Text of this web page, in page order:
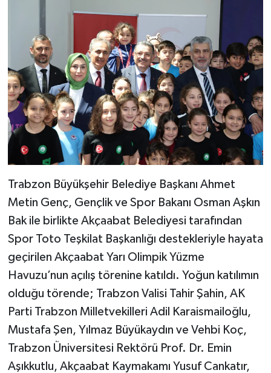
Trabzon Büyükşehir Belediye Başkanı Ahmet
Metin Genç, Gençlik ve Spor Bakanı Osman Aşkın
Bak ile birlikte Akçaabat Belediyesi tarafından
Spor Toto Teşkilat Başkanlığı destekleriyle hayata
geçirilen Akçaabat Yarı Olimpik Yüzme
Havuzu’nun açılış törenine katıldı. Yoğun katılımın
olduğu törende; Trabzon Valisi Tahir Şahin, AK
Parti Trabzon Milletvekilleri Adil Karaismailoğlu,
Mustafa Şen, Yılmaz Büyükaydın ve Vehbi Koç,
Trabzon Üniversitesi Rektörü Prof. Dr. Emin
Aşıkkutlu, Akçaabat Kaymakamı Yusuf Cankatır,